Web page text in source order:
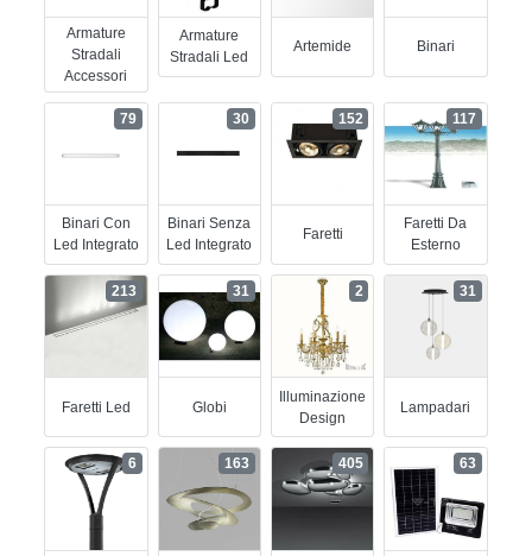
Armature
Stradali
Accessori
Armature
Stradali Led
Artemide Binari
Binari Con
Led Integrato
79
Binari Senza
Led Integrato
30
Faretti
152
Faretti Da
Esterno
117
Faretti Led
213
Globi
31
Illuminazione
Design
2
Lampadari
31
6 163 405 63